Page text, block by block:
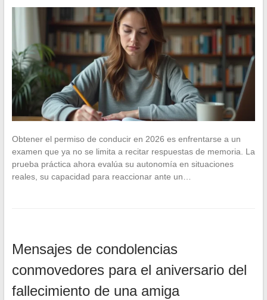
Obtener el permiso de conducir en 2026 es enfrentarse a un
examen que ya no se limita a recitar respuestas de memoria. La
prueba práctica ahora evalúa su autonomía en situaciones
reales, su capacidad para reaccionar ante un…
Mensajes de condolencias
conmovedores para el aniversario del
fallecimiento de una amiga